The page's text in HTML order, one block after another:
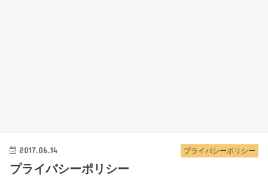
プライバシーポリシー
2017.06.14
プライバシーポリシー